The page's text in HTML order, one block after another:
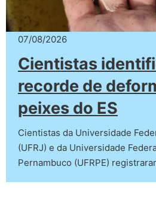
07/08/2026
Cientistas
recorde de
peixes do ES
Cientistas da Universidade
(UFRJ) e da Universidade
Pernambuco (UFRPE)